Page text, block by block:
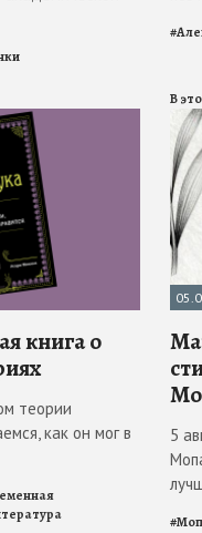
#
книга о
теории
как он мог в
В
5
#